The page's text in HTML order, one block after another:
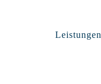
Leistungen